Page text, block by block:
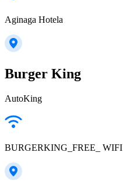
Aginaga Hotela
Burger King
AutoKing
BURGERKING_FREE_ WIFI